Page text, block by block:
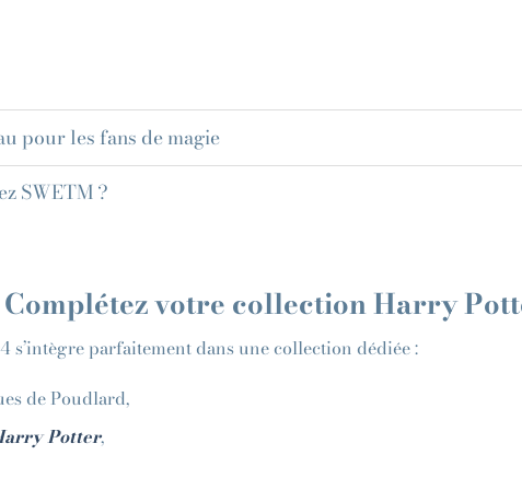
pour les fans de magie
SWETM ?
Complétez votre collection Harry
s’intègre parfaitement dans une collection dédiée :
de Poudlard,
Potter,